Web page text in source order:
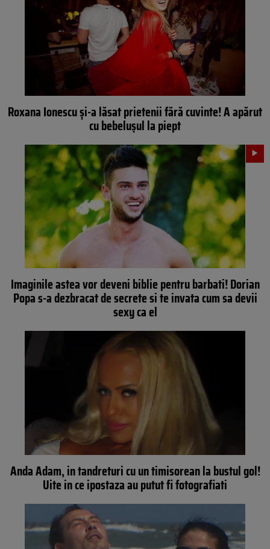
Roxana Ionescu şi-a lăsat prietenii fără cuvinte! A apărut
cu bebeluşul la piept
Imaginile astea vor deveni biblie pentru barbati! Dorian
Popa s-a dezbracat de secrete si te invata cum sa devii
sexy ca el
Anda Adam, in tandreturi cu un timisorean la bustul gol!
Uite in ce ipostaza au putut fi fotografiati